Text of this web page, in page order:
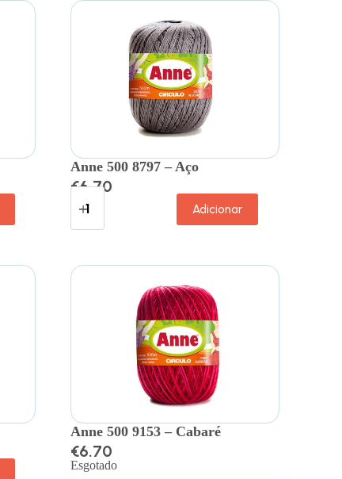
Anne 500 8797 – Aço
€6.70
Adicionar
Anne 500 9153 – Cabaré
€6.70
Esgotado